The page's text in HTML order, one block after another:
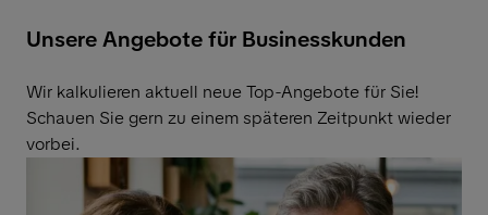
Unsere Angebote für Businesskunden
Wir kalkulieren aktuell neue Top-Angebote für Sie!
Schauen Sie gern zu einem späteren Zeitpunkt wieder
vorbei.